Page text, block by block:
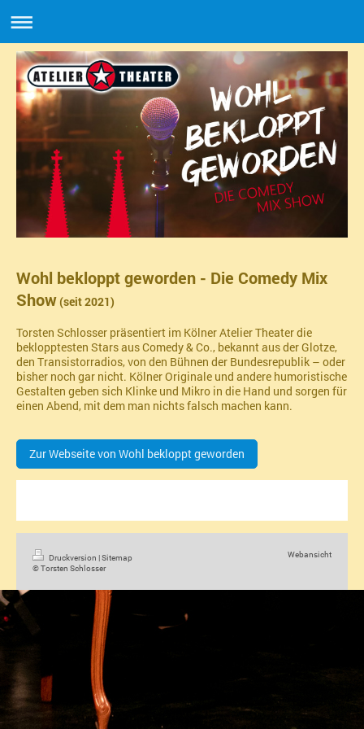
Wohl bekloppt geworden - Die Comedy Mix
Show (seit 2021)
Torsten Schlosser präsentiert im Kölner Atelier Theater die
beklopptesten Stars aus Comedy & Co., bekannt aus der Glotze,
den Transistorradios, von den Bühnen der Bundesrepublik – oder
bisher noch gar nicht. Kölner Originale und andere humoristische
Gestalten geben sich Klinke und Mikro in die Hand und sorgen für
einen Abend, mit dem man nichts falsch machen kann.
Zur Webseite von Wohl bekloppt geworden
Druckversion |Sitemap
© Torsten Schlosser
Webansicht